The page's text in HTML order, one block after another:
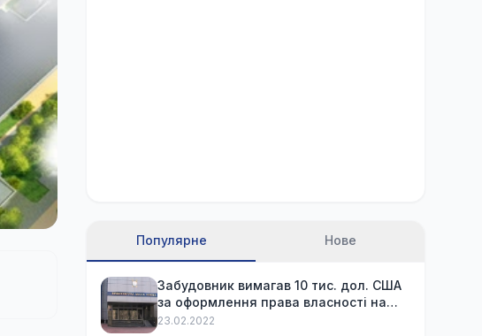
Популярне Нове
Забудовник вимагав 10 тис. дол. США
за оформлення права власності на
вже куплену квартиру
23.02.2022